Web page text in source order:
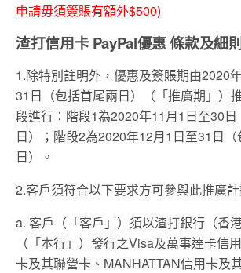
申請毋須簽賬有額外$500)
渣打信用卡 PayPal優惠 條款及細
1.除特別註明外，優惠及簽賬期由2020
31 日（包括首尾兩日）（「推廣期」）
段進行：階段1為2020年11 月1 日至30
日）；階段2為2020年12月1 日至31 日
日）。
2.客戶須符合以下要求方可參與此推廣計
a. 客戶（「客戶」）須以渣打銀行（香
（「本行」）發行之Visa及萬事達卡信
卡及其聯營卡、 MANHATTAN信用卡及